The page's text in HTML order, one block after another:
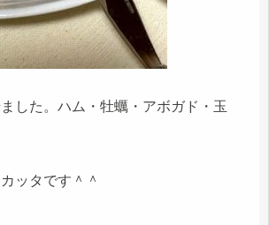
した。ハム・牡蠣・アボガド・玉
ッタです＾＾